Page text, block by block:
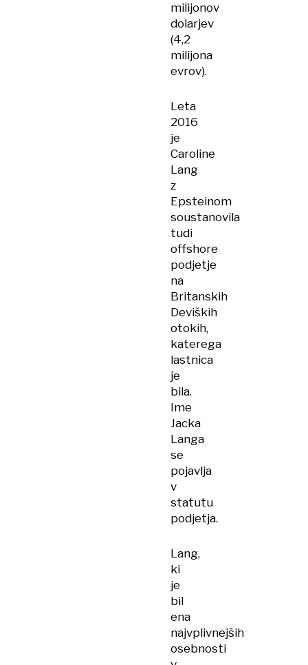
milijonov
dolarjev
(4,2
milijona
evrov).
Leta
2016
je
Caroline
Lang
z
Epsteinom
soustanovila
tudi
offshore
podjetje
na
Britanskih
Deviških
otokih,
katerega
lastnica
je
bila.
Ime
Jacka
Langa
se
pojavlja
v
statutu
podjetja.
Lang,
ki
je
bil
ena
najvplivnejših
osebnosti